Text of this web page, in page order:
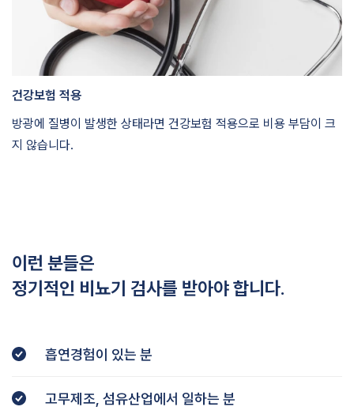
건강보험 적용
방광에 질병이 발생한 상태라면 건강보험 적용으로 비용 부담이 크
지 않습니다.
이런 분들은
정기적인 비뇨기 검사를 받아야 합니다.
흡연경험이 있는 분
고무제조, 섬유산업에서 일하는 분